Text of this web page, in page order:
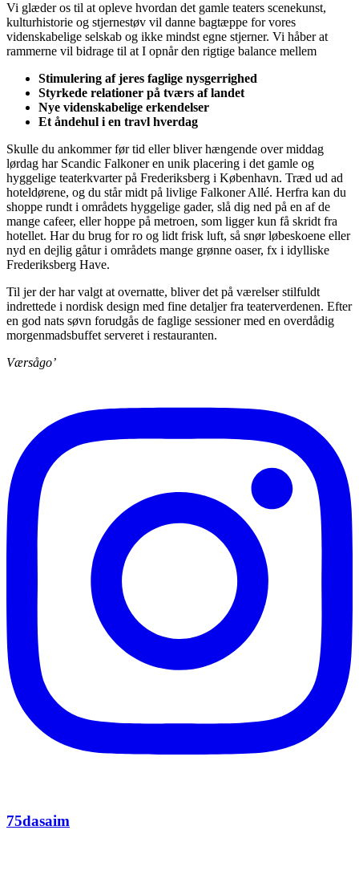
Vi glæder os til at opleve hvordan det gamle teaters scenekunst,
kulturhistorie og stjernestøv vil danne bagtæppe for vores
videnskabelige selskab og ikke mindst egne stjerner. Vi håber at
rammerne vil bidrage til at I opnår den rigtige balance mellem
Stimulering af jeres faglige nysgerrighed
Styrkede relationer på tværs af landet
Nye videnskabelige erkendelser
Et åndehul i en travl hverdag
Skulle du ankommer før tid eller bliver hængende over middag
lørdag har Scandic Falkoner en unik placering i det gamle og
hyggelige teaterkvarter på Frederiksberg i København. Træd ud ad
hoteldørene, og du står midt på livlige Falkoner Allé. Herfra kan du
shoppe rundt i områdets hyggelige gader, slå dig ned på en af de
mange cafeer, eller hoppe på metroen, som ligger kun få skridt fra
hotellet. Har du brug for ro og lidt frisk luft, så snør løbeskoene eller
nyd en dejlig gåtur i områdets mange grønne oaser, fx i idylliske
Frederiksberg Have.
Til jer der har valgt at overnatte, bliver det på værelser stilfuldt
indrettede i nordisk design med fine detaljer fra teaterverdenen. Efter
en god nats søvn forudgås de faglige sessioner med en overdådig
morgenmadsbuffet serveret i restauranten.
Værsågo’
75dasaim